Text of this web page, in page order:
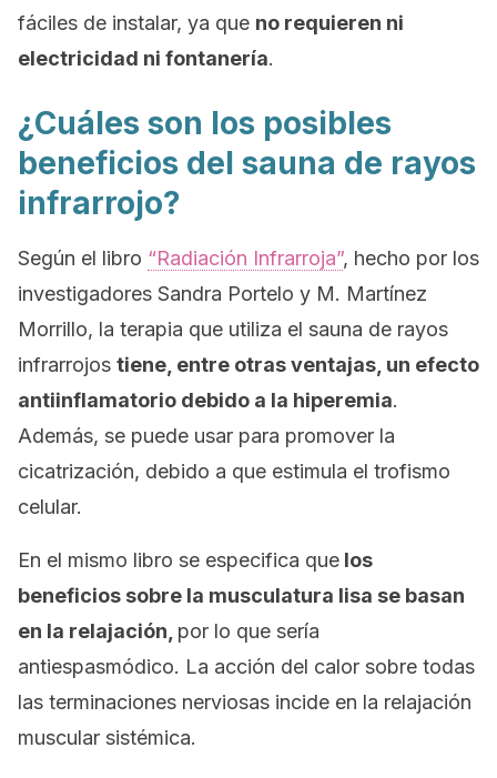
fáciles de instalar, ya que no requieren ni
electricidad ni fontanería.
¿Cuáles son los posibles
beneficios del sauna de rayos
infrarrojo?
Según el libro “Radiación Infrarroja”, hecho por los
investigadores Sandra Portelo y M. Martínez
Morrillo, la terapia que utiliza el sauna de rayos
infrarrojos tiene, entre otras ventajas, un efecto
antiinflamatorio debido a la hiperemia.
Además, se puede usar para promover la
cicatrización, debido a que estimula el trofismo
celular.
En el mismo libro se especifica que los
beneficios sobre la musculatura lisa se basan
en la relajación, por lo que sería
antiespasmódico. La acción del calor sobre todas
las terminaciones nerviosas incide en la relajación
muscular sistémica.